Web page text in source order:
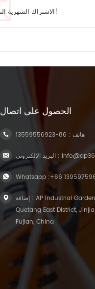
الاشتراك الشهرية النهوض والخروج منتج آخر الأخبار!
الحصول على اتصال
هاتف : 86-13559556923
البريد الإلكتروني :
Whatsapp :+86
إضافة : AP Industrial Garden,
Quetang East District,
Fujian, China